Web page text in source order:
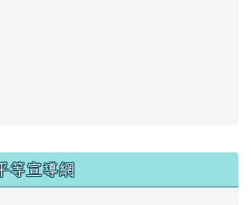
等宣導網